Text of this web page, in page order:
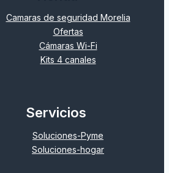
Camaras de seguridad Morelia
Ofertas
Cámaras Wi-Fi
Kits 4 canales
Servicios
Soluciones-Pyme
Soluciones-hogar